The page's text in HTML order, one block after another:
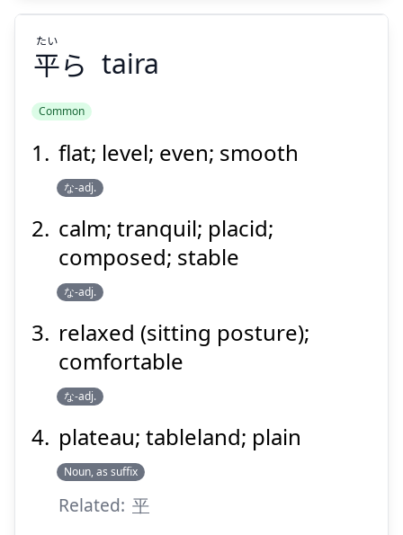
たい
Show answer
Suspend
平ら
たい
taira
Common
flat; level; even; smooth
な-adj.
calm; tranquil; placid;
composed; stable
な-adj.
relaxed (sitting posture);
comfortable
な-adj.
plateau; tableland; plain
Noun, as suffix
Related: 平